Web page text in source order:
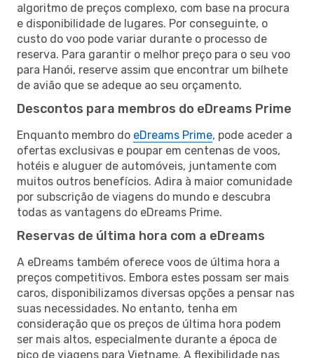
algoritmo de preços complexo, com base na procura
e disponibilidade de lugares. Por conseguinte, o
custo do voo pode variar durante o processo de
reserva. Para garantir o melhor preço para o seu voo
para Hanói, reserve assim que encontrar um bilhete
de avião que se adeque ao seu orçamento.
Descontos para membros do eDreams Prime
Enquanto membro do eDreams Prime, pode aceder a
ofertas exclusivas e poupar em centenas de voos,
hotéis e aluguer de automóveis, juntamente com
muitos outros benefícios. Adira à maior comunidade
por subscrição de viagens do mundo e descubra
todas as vantagens do eDreams Prime.
Reservas de última hora com a eDreams
A eDreams também oferece voos de última hora a
preços competitivos. Embora estes possam ser mais
caros, disponibilizamos diversas opções a pensar nas
suas necessidades. No entanto, tenha em
consideração que os preços de última hora podem
ser mais altos, especialmente durante a época de
pico de viagens para Vietname. A flexibilidade nas